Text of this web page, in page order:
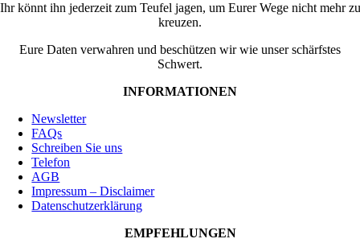
Ihr könnt ihn jederzeit zum Teufel jagen, um Eurer Wege nicht mehr zu
kreuzen.
Eure Daten verwahren und beschützen wir wie unser schärfstes
Schwert.
INFORMATIONEN
Newsletter
FAQs
Schreiben Sie uns
Telefon
AGB
Impressum – Disclaimer
Datenschutzerklärung
EMPFEHLUNGEN